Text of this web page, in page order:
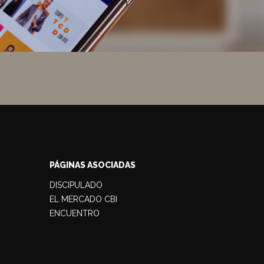
PÁGINAS ASOCIADAS
DISCIPULADO
EL MERCADO CBI
ENCUENTRO